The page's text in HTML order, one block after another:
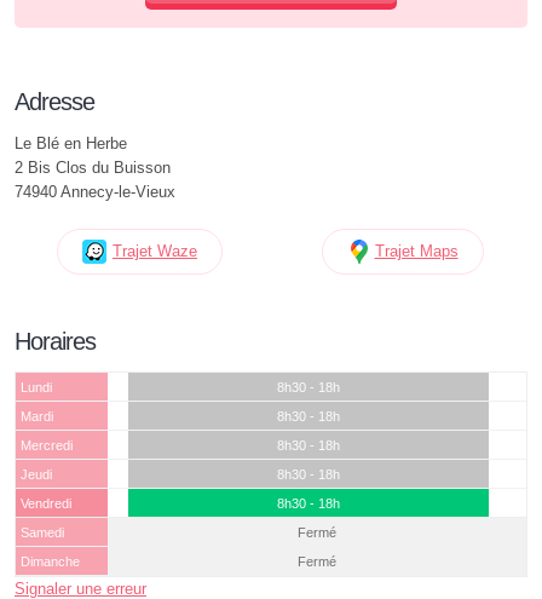
Adresse
Le Blé en Herbe
2 Bis Clos du Buisson
74940 Annecy-le-Vieux
Trajet Waze Trajet Maps
Horaires
Lundi
8h30 - 18h
Mardi
8h30 - 18h
Mercredi
8h30 - 18h
Jeudi
8h30 - 18h
Vendredi
8h30 - 18h
Samedi
Fermé
Dimanche
Fermé
Signaler une erreur